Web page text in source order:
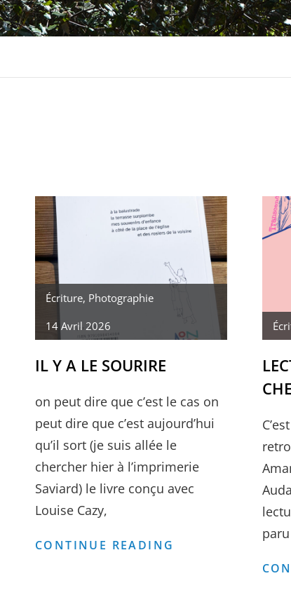
Écriture, Photographie
14 Avril 2026
IL Y A LE SOURIRE
on peut dire que c’est le cas on
peut dire que c’est aujourd’hui
qu’il sort (je suis allée le
chercher hier à l’imprimerie
Saviard) le livre conçu avec
Louise Cazy,
CONTINUE READING